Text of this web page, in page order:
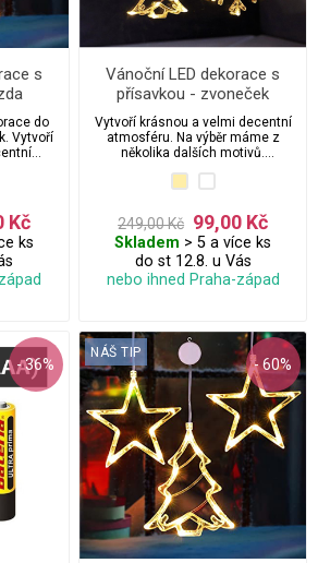
s
do
Vytvoří
Kč
ks
Vánoční LED dekorace s
přísavkou - zvoneček
Vytvoří krásnou a velmi decentní
atmosféru. Na výběr máme z
několika dalších motivů.
249,00 Kč 99,00 Kč
Skladem > 5 a více ks
do st 12.8. u Vás
nebo ihned Praha-západ
- 36% - 60%
NÁŠ TIP